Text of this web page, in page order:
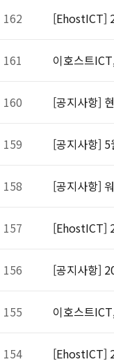
162 [EhostICT]
161 이호스트
160 [공지사항]
159 [공지사항] 5
158 [공지사항]
157 [EhostICT]
156 [공지사항]
155 이호스트
154 [EhostICT]